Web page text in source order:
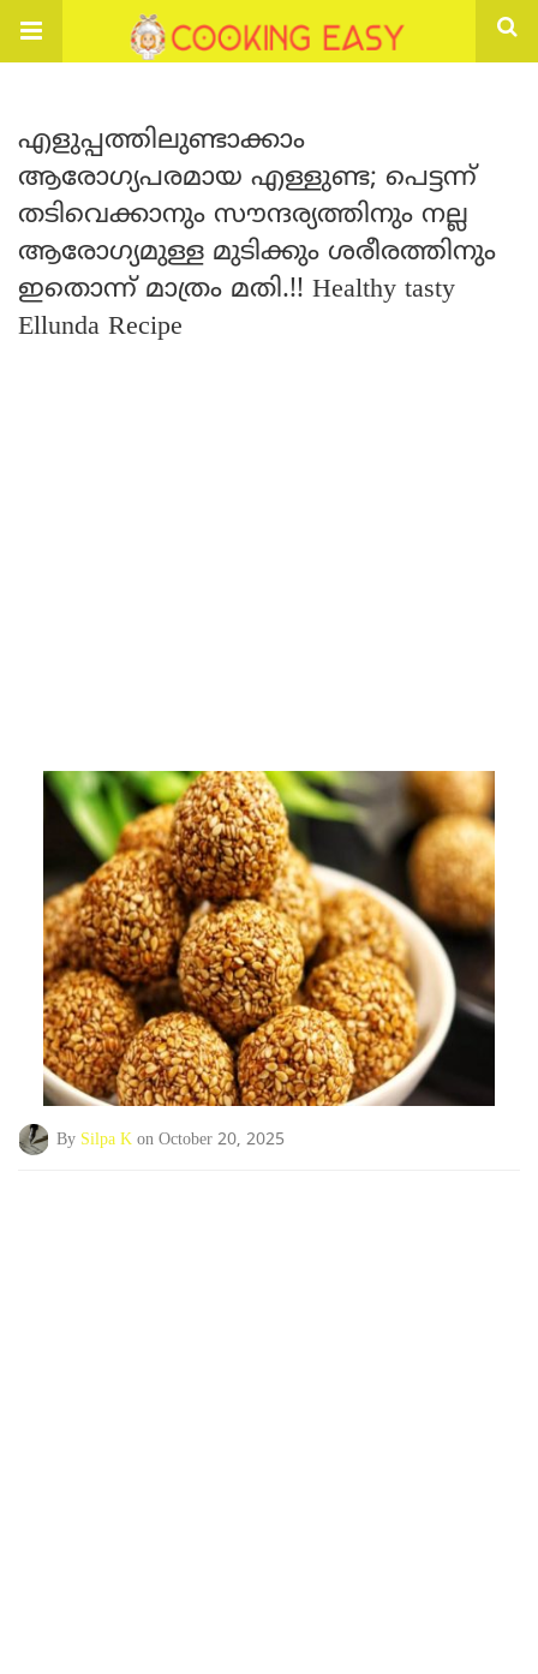
എളുപ്പത്തിലുണ്ടാക്കാം
ആരോഗ്യപരമായ എള്ളുണ്ട; പെട്ടന്ന്
തടിവെക്കാനും സൗന്ദര്യത്തിനും നല്ല
ആരോഗ്യമുള്ള മുടിക്കും ശരീരത്തിനും
ഇതൊന്ന് മാത്രം മതി.!! Healthy tasty
Ellunda Recipe
By Silpa K on October 20, 2025